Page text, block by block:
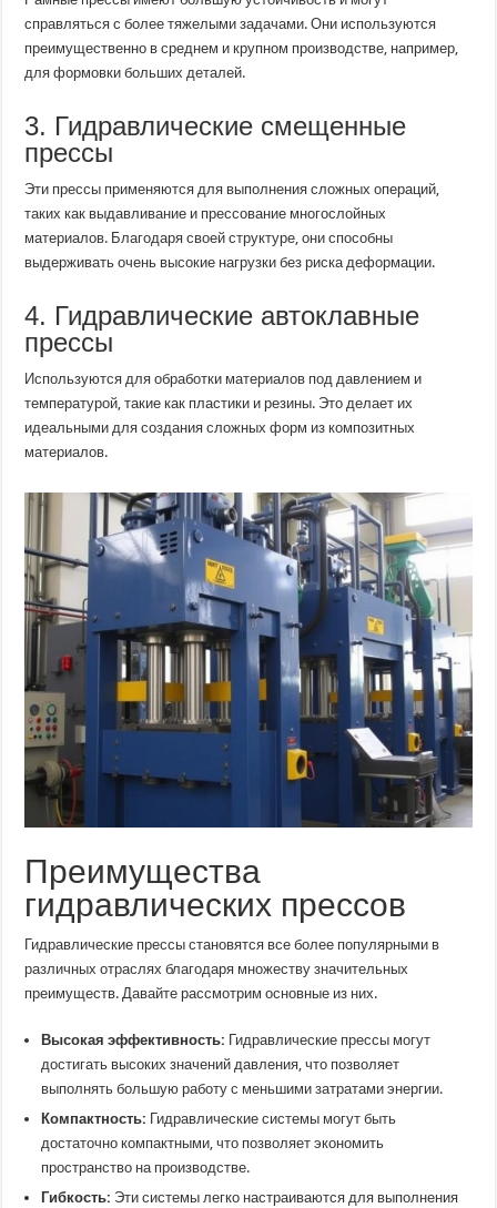
справляться с более тяжелыми задачами. Они используются
преимущественно в среднем и крупном производстве, например,
для формовки больших деталей.
3. Гидравлические смещенные
прессы
Эти прессы применяются для выполнения сложных операций,
таких как выдавливание и прессование многослойных
материалов. Благодаря своей структуре, они способны
выдерживать очень высокие нагрузки без риска деформации.
4. Гидравлические автоклавные
прессы
Используются для обработки материалов под давлением и
температурой, такие как пластики и резины. Это делает их
идеальными для создания сложных форм из композитных
материалов.
Преимущества
гидравлических прессов
Гидравлические прессы становятся все более популярными в
различных отраслях благодаря множеству значительных
преимуществ. Давайте рассмотрим основные из них.
Высокая эффективность: Гидравлические прессы могут
достигать высоких значений давления, что позволяет
выполнять большую работу с меньшими затратами энергии.
Компактность: Гидравлические системы могут быть
достаточно компактными, что позволяет экономить
пространство на производстве.
Гибкость: Эти системы легко настраиваются для выполнения